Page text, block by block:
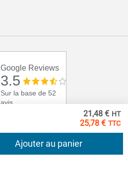
25,78 €
21,48 €
Ajouter au panier
Google Reviews
3.5
Sur la base de 52
avis